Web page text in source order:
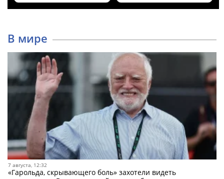
В мире
7 августа, 12:32
«Гарольда, скрывающего боль» захотели видеть